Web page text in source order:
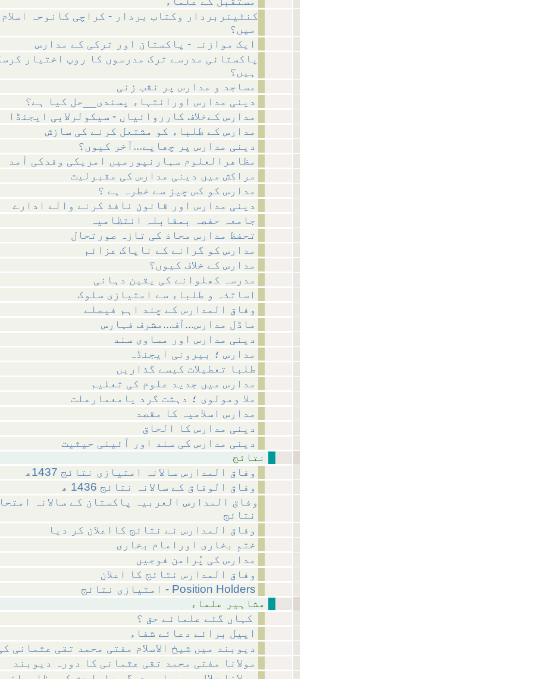
کنٹینربردار وکتاب بردار - کراچی کانوحہ اسلام
میں؟
ایک موازنہ - پاکستان اور ترکی کے مدارس
پاکستانی مدرسے ترک مدرسوں کا روپ اختیار
ہیں؟
مساجد و مدارس پر نقب زنی
دینی مدارس اورانتہاء پسندی__حل کیا ہے؟
مدارس کےخلاف کارروائیاں - سیکولرلابی ایجنڈا
مدارس کے طلباء کو مشتعل کرنے کی سازش
دینی مدارس پر چھاپے...آخر کیوں؟
مظاھرالعلوم سہارنپورمیں امریکی وفدکی آمد
مراکش میں دینی مدارس کی مقبولیت
مدارس کو کس چیز سے خطرہ ہے ؟
دینی مدارس اور قانون نافذ کرنے والے ادارے
جامعہ حفصہ بمقابلہ انتظامیہ
تحفظ مدارس محاذ کی تازہ صورتحال
مدارس کو گرانے کے ناپاک عزائم
مدارس کے خلاف کیوں؟
مدرسہ کھلوانے کی یقین دہانی
اساتذہ و طلباء سے امتیازی سلوک
وفاق المدارس کے چند اہم فیصلے
ماڈل مدارس...آف...مشرف فہارس
دینی مدارس اور مساوی سند
مدارس ؛ بیرونی ایجنڈہ
طلبا تعطیلات کیسے گذاریں
مدارس میں جدید علوم کی تعلیم
ملا ومولوی ؛ دہشت گرد یامعمارملت
مدارس اسلامیہ کا مقصد
دینی مدارس کا الحاق
دینی مدارس کی سند اور آئینی حیثیت
وفاق المدارس سالانہ امتیازی نتائج 1437ھ
وفاق الوفاق کے سالانہ نتائج 1436 ھ
وفاق المدارس العربیہ پاکستان کے سالانہ
نتائج
وفاق المدارس نے نتائج کااعلان کر دیا
ختمِ بخاری اورامام بخاری
مدارس کی پُرامن فوجیں
وفاق المدارس نتائج کا اعلان
امتیازی نتائج - Position Holders
اپیل برائے دعائے شفاء
دیوبند میں شیخ الاسلام مفتی محمد تقی عثمانی
مولانا مفتی محمد تقی عثمانی کا دورہ دیوبند